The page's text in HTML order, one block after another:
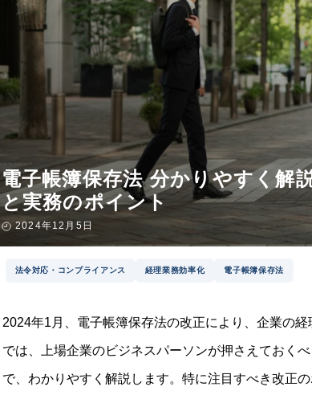
電子帳簿保存法 分かりやすく解
と実務のポイント
2024年12月5日
法令対応・コンプライアンス 経理業務効率化 電子帳簿保存法
2024年1月、電子帳簿保存法の改正により、企業の
では、上場企業のビジネスパーソンが押さえておく
で、わかりやすく解説します。特に注目すべき改正